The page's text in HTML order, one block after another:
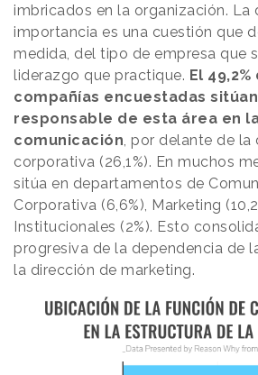
imbricados en la organización. La
importancia es una cuestión que
medida, del tipo de empresa que
liderazgo que practique. El
compañías encuestadas
responsable de esta área en
comunicación, por delante de la
corporativa (26,1%). En muchos
sitúa en departamentos de
Corporativa (6,6%), Marketing
Institucionales (2%). Esto
progresiva de la dependencia de
la dirección de marketing.